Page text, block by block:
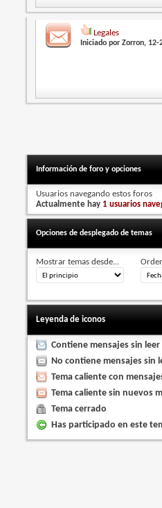
Legales
Iniciado porZorron, 12-
Información de foro y opciones
Usuarios navegando estos foros
Actualmente hay 1 usuarios
Opciones de desplegado de temas
Mostrar temas desde...
Leyenda de iconos
Contiene mensajes sin leer
No contiene mensajes sin
Tema caliente con
Tema caliente sin nuevos
Tema cerrado
Has participado en este